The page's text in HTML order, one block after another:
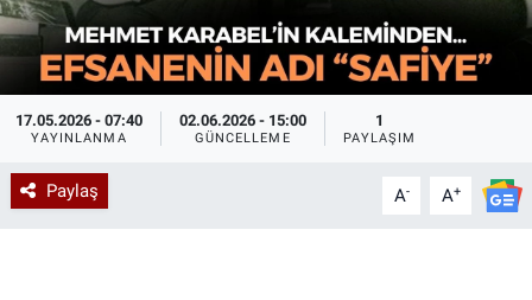
17.05.2026 - 07:40
YAYINLANMA
02.06.2026 - 15:00
GÜNCELLEME
1
PAYLAŞIM
Paylaş A- A+